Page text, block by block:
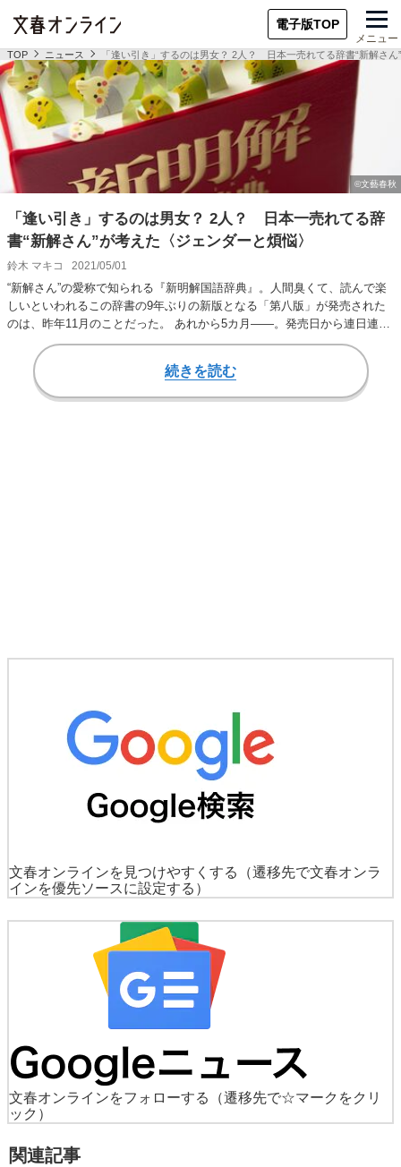
電子版TOP
メニュー
TOP ニュース 「逢い引き」するのは男女？ 2人？ 日本一売れてる辞書“新解さ
「逢い引き」するのは男女？ 2人？ 日本一売れてる辞
書“新解さん”が考えた〈ジェンダーと煩悩〉
鈴木 マキコ 2021/05/01
“新解さん”の愛称で知られる『新明解国語辞典』。人間臭くて、読んで楽
しいといわれるこの辞書の9年ぶりの新版となる「第八版」が発売された
のは、昨年11月のことだった。 あれから5カ月――。発売日から連日連
夜、旧版との…
続きを読む
文春オンラインを見つけやすくする
（遷移先で文春オンラ
インを優先ソースに設定する）
文春オンラインをフォローする
（遷移先で☆マークをクリ
ック）
関連記事